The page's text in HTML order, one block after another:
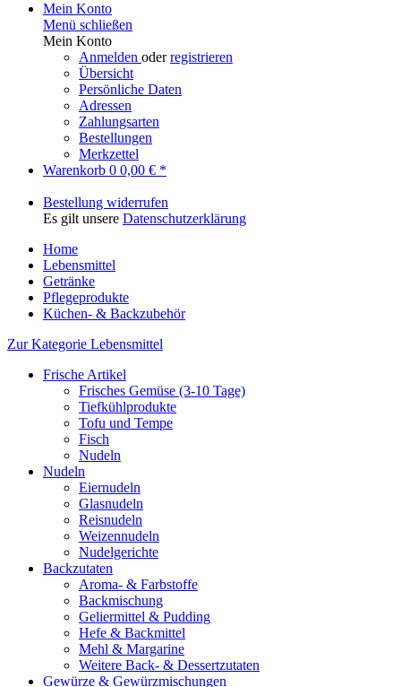
Mein Konto
Menü schließen
Mein Konto
Anmelden oderregistrieren
Übersicht
Persönliche Daten
Adressen
Zahlungsarten
Bestellungen
Merkzettel
Warenkorb 0 0,00 € *
Bestellung widerrufen
Es gilt unsere Datenschutzerklärung
Home
Lebensmittel
Getränke
Pflegeprodukte
Küchen- & Backzubehör
Zur Kategorie Lebensmittel
Frische Artikel
Frisches Gemüse (3-10 Tage)
Tiefkühlprodukte
Tofu und Tempe
Fisch
Nudeln
Nudeln
Eiernudeln
Glasnudeln
Reisnudeln
Weizennudeln
Nudelgerichte
Backzutaten
Aroma- & Farbstoffe
Backmischung
Geliermittel & Pudding
Hefe & Backmittel
Mehl & Margarine
Weitere Back- & Dessertzutaten
Gewürze & Gewürzmischungen